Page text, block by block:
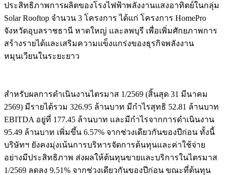
ประสิทธิภาพการผลิตของโรงไฟฟ้าพลังงานแสงอาทิตย์ในกลุ่ม
Solar Rooftop จำนวน 3 โครงการ ได้แก่ โครงการ HomePro
จังหวัดอุบลราชธานี หาดใหญ่ และลพบุรี เพื่อเพิ่มศักยภาพการ
สร้างรายได้และเสริมความแข็งแกร่งของธุรกิจพลังงาน
หมุนเวียนในระยะยาว
สำหรับผลการดำเนินงานไตรมาส 1/2569 (สิ้นสุด 31 มีนาคม
2569) มีรายได้รวม 326.95 ล้านบาท มีกำไรสุทธิ 52.81 ล้านบาท
EBITDA อยู่ที่ 177.45 ล้านบาท และมีกำไรจากการดำเนินงาน
95.49 ล้านบาท เพิ่มขึ้น 6.57% จากช่วงเดียวกันของปีก่อน ทั้งนี้
บริษัทฯ ยังคงมุ่งเน้นการบริหารจัดการต้นทุนและค่าใช้จ่าย
อย่างมีประสิทธิภาพ ส่งผลให้ต้นทุนขายและบริการในไตรมาส
1/2569 ลดลง 9.51% จากช่วงเดียวกันของปีก่อน ขณะที่ต้นทุน